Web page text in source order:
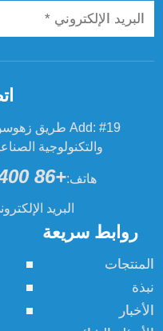
روابط سريعة
المنتجات
نبذة
الأخبار
والتكنولوجية الصناعية،
هاتف:+86 400-885-9599
البريد